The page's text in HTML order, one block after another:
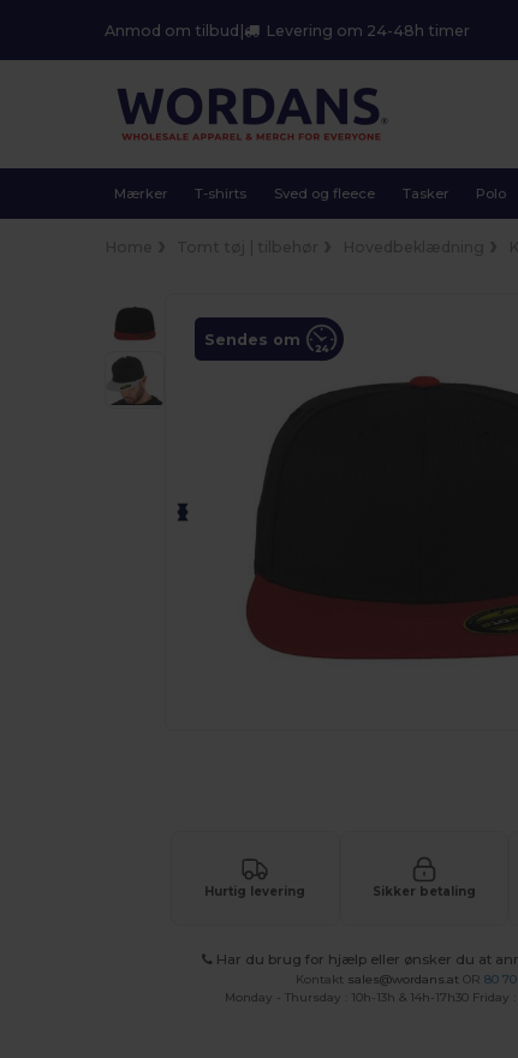
Anmod om tilbud | Levering om 24-48h timer
Mærker T-shirts Sved og fleece Tasker Polo
Sendes om
Hurtig levering Sikker betaling
Har du brug for hjælp eller ønsker du at
Kontakt sales@wordans.at OR80
Monday - Thursday : 10h-13h & 14h-17h30 Friday